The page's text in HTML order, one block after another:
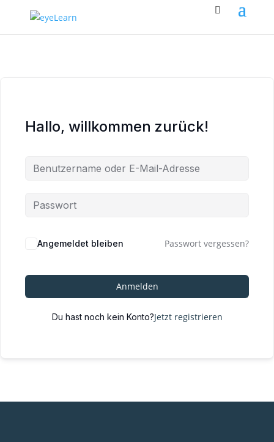
Hallo, willkommen zurück!
Angemeldet bleiben Passwort vergessen?
Anmelden
Du hast noch kein Konto?Jetzt registrieren